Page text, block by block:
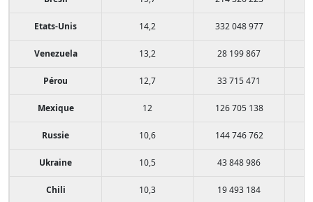
Etats-Unis 14,2 332 048 977
Venezuela 13,2 28 199 867
Pérou 12,7 33 715 471
Mexique 12 126 705 138
Russie 10,6 144 746 762
Ukraine 10,5 43 848 986
Chili 10,3 19 493 184